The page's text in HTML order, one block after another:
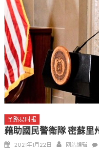
一晃三十年，初夏又相
园“中华日三十周年特别报
筝声与琴韵交汇：刘励
与钢琴的精彩对话
圣路易时报
藉助國民警衛隊 密蘇里
Posted
2021年1月22日 Author
网站编辑